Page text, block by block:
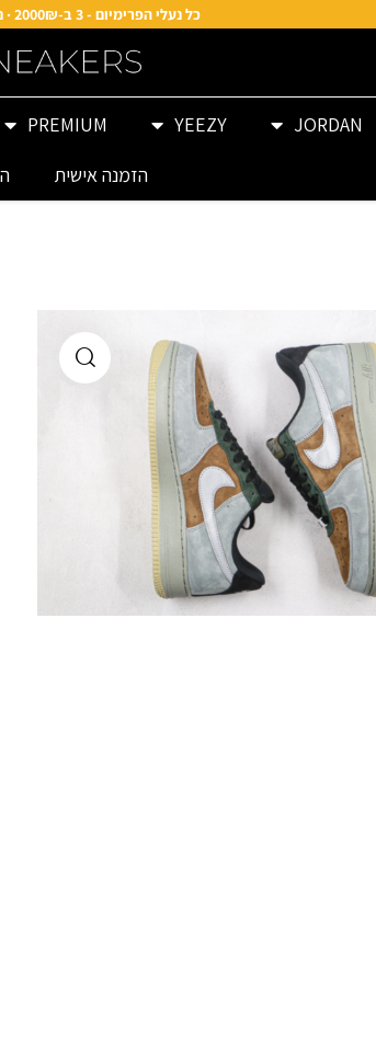
כל נעלי הפרימיום - 3 ב-2000₪ · נייק ואדידס - 3 ב-1200₪
JORDAN
YEEZY
PREMIUM
הזמנה אישית